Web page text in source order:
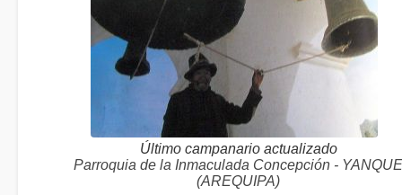
Último campanario actualizado
Parroquia de la Inmaculada Concepción - YANQUE
(AREQUIPA)